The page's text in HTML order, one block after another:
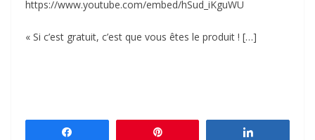
https://www.youtube.com/embed/hSud_iKguWU
« Si c’est gratuit, c’est que vous êtes le produit ! […]